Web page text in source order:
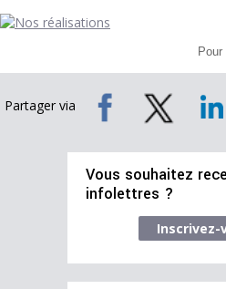
Partager via
Vous souhaitez
infolettres ?
Inscrivez-